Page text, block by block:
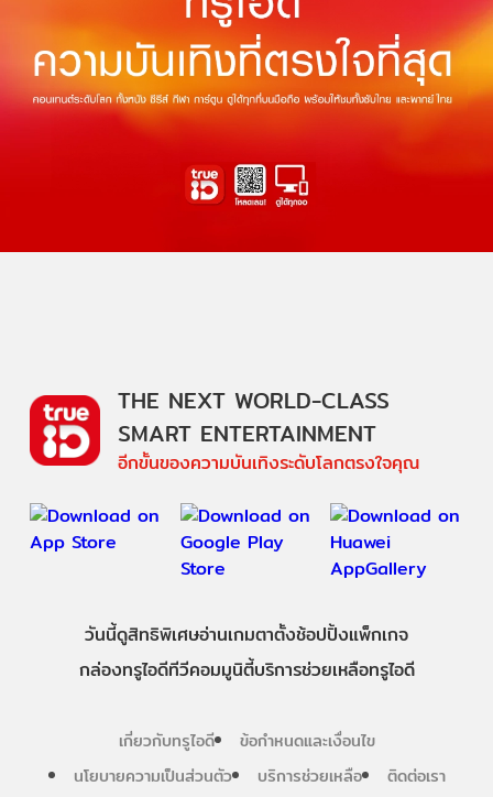
THE NEXT WORLD-CLASS
SMART ENTERTAINMENT
อีกขั้นของความบันเทิงระดับโลกตรงใจคุณ
วันนี้ดูสิทธิพิเศษอ่านเกมตาตั้งช้อปปิ้งแพ็กเกจ
กล่องทรูไอดีทีวีคอมมูนิตี้บริการช่วยเหลือทรูไอดี
เกี่ยวกับทรูไอดี
ข้อกำหนดและเงื่อนไข
นโยบายความเป็นส่วนตัว
บริการช่วยเหลือ ติดต่อเรา